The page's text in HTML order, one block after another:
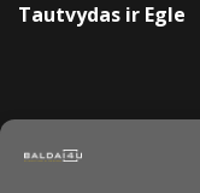
Tautvydas ir Egle